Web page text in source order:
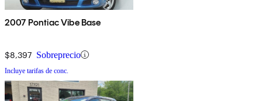
2007 Pontiac Vibe Base
$8,397 Sobreprecio
Incluye tarifas de conc.